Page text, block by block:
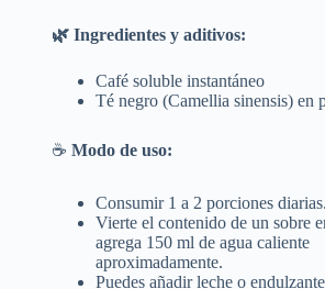
🌿 Ingredientes y aditivos:
Café soluble instantáneo
Té negro (Camellia sinensis) en
☕ Modo de uso:
Consumir 1 a 2 porciones diarias.
Vierte el contenido de un sobre
agrega 150 ml de agua caliente
aproximadamente.
Puedes añadir leche o